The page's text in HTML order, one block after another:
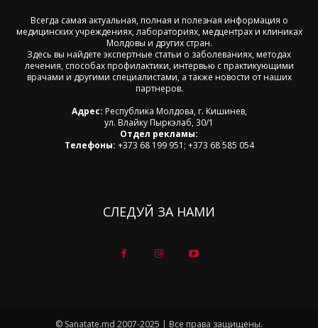
Всегда самая актуальная, полная и полезная информация о
медицинских учреждениях, лабораториях, медцентрах и клиниках
Молдовы и других стран.
Здесь вы найдете экспертные статьи о заболеваниях, методах
лечения, способах профилактики, интервью с практикующими
врачами и другими специалистами, а также новости от наших
партнеров.
Адрес: Республика Молдова, г. Кишинев,
ул. Влайку Пыркэлаб, 30/1
Отдел рекламы:
Телефоны: +373 68 199 951; +373 68 585 054
СЛЕДУЙ ЗА НАМИ
© Sanatate.md 2007-2025 | Все права защищены.